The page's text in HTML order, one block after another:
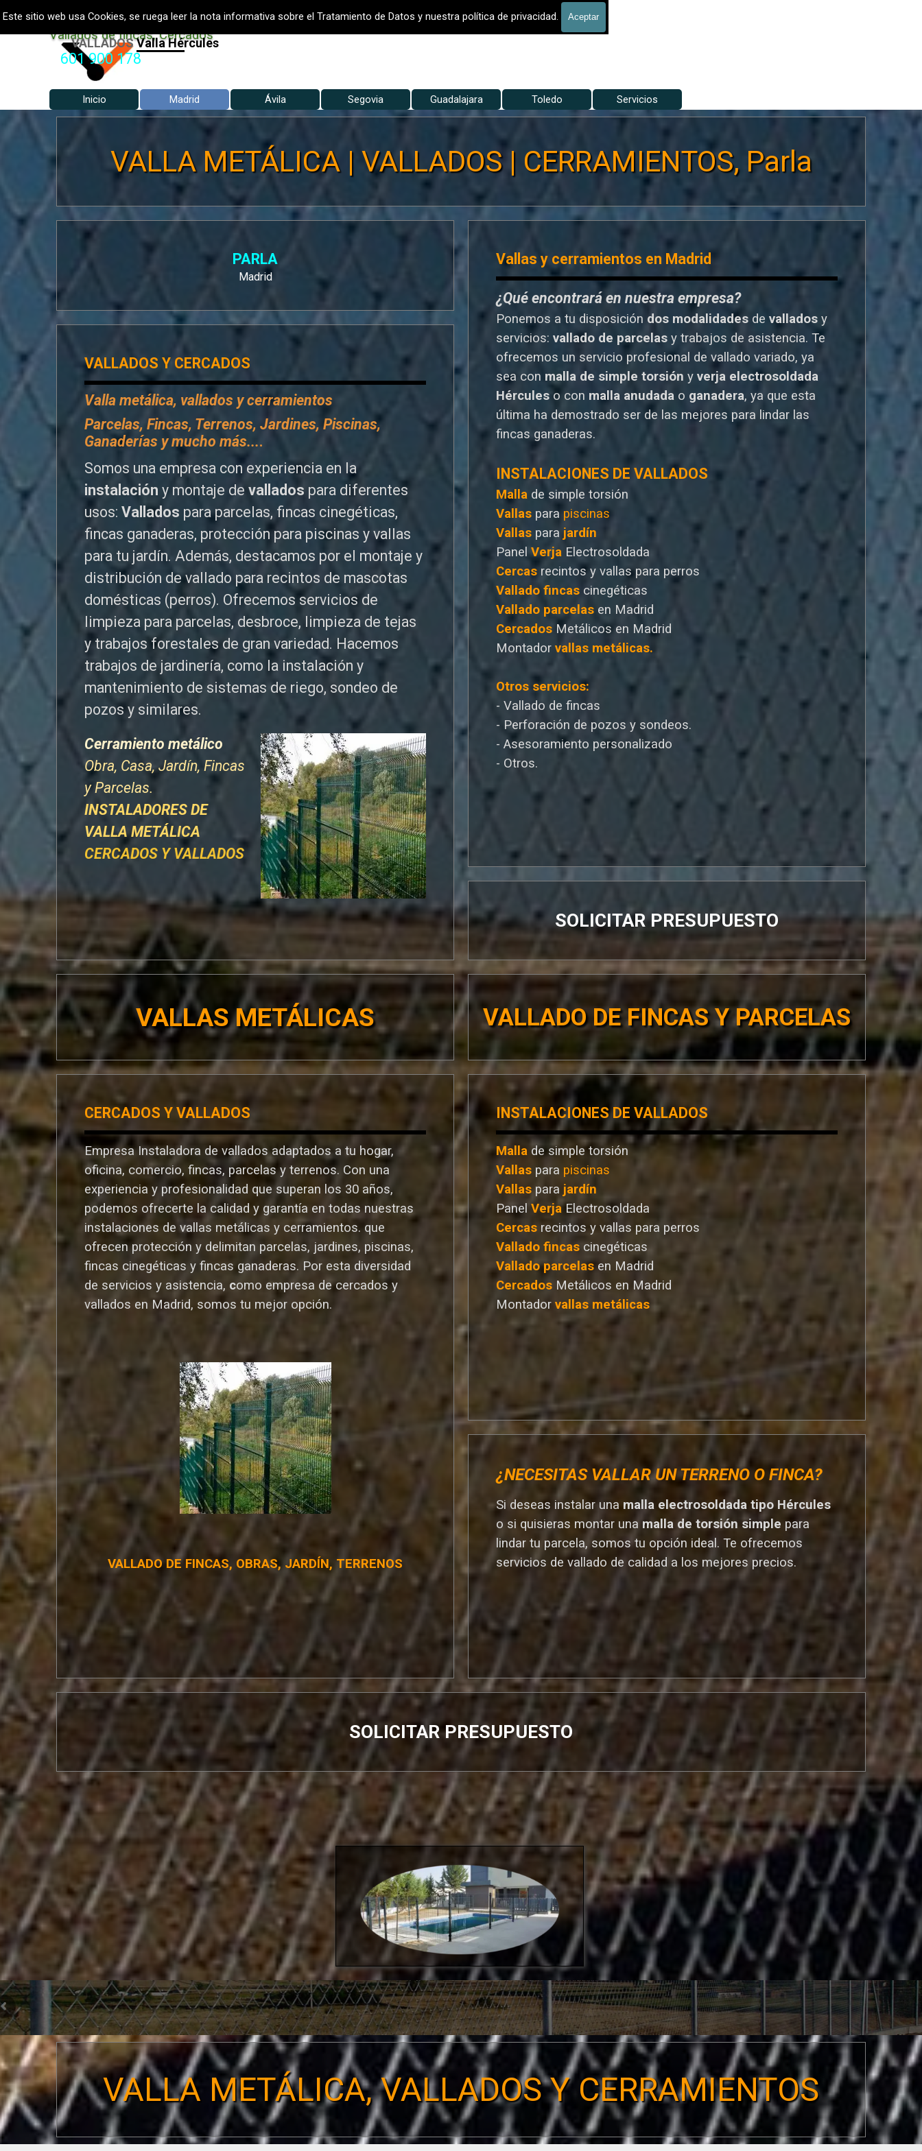
Este sitio web usa Cookies, se ruega leer la nota informativa sobre el Tratamiento de Datos y nuestra política de privacidad. Aceptar
VALLADOS METALICOS MADRID - VALLADO DE FINCAS
Vallados de fincas, Cercados
VALLADOSVallados Jardín
601 900 178
Saltar menú
Inicio Madrid ▼
Ávila ▼
Segovia ▼
Guadalajara ▼
Toledo ▼
Servicios
VALLA METÁLICA | VALLADOS | CERRAMIENTOS, Parla
PARLA
Madrid
VALLADOS Y CERCADOS
Valla metálica, vallados y cerramientos
Parcelas, Fincas, Terrenos, Jardines, Piscinas,
Ganaderías y mucho más....
Somos una empresa con experiencia en la
instalacióny montaje devallados para diferentes
usos: Vallados para parcelas, fincas cinegéticas,
fincas ganaderas, protección para piscinas y vallas
para tu jardín. Además, destacamos por el montaje y
distribución de vallado para recintos de mascotas
domésticas (perros). Ofrecemos servicios de
limpieza para parcelas, desbroce, limpieza de tejas
y trabajos forestales de gran variedad. Hacemos
trabajos de jardinería, como la instalación y
mantenimiento de sistemas de riego, sondeo de
pozos y similares.
Cerramiento metálico
Obra, Casa, Jardín, Fincas
y Parcelas.
INSTALADORES DE
VALLA METÁLICA
CERCADOS Y VALLADOS
Vallas y cerramientos en Madrid
¿Qué encontrará en nuestra empresa?
Ponemos a tu disposición dos modalidades de vallados y
servicios: vallado de parcelas y trabajos de asistencia. Te
ofrecemos un servicio profesional de vallado variado, ya
sea con malla de simple torsión y verja electrosoldada
Hércules o con malla anudada o ganadera, ya que esta
última ha demostrado ser de las mejores para lindar las
fincas ganaderas.
INSTALACIONES DE VALLADOS
Malla de simple torsión
Vallas para piscinas
Vallas para jardín
Panel Verja Electrosoldada
Cercas recintos y vallas para perros
Vallado fincas cinegéticas
Vallado parcelas en Madrid
Cercados Metálicos en Madrid
Montador vallas metálicas.
Otros servicios:
- Vallado de fincas
- Perforación de pozos y sondeos.
- Asesoramiento personalizado
- Otros.
SOLICITAR PRESUPUESTO
VALLADO DE FINCAS Y PARCELAS
INSTALACIONES DE VALLADOS
Malla de simple torsión
Vallas para piscinas
Vallas para jardín
Panel Verja Electrosoldada
Cercas recintos y vallas para perros
Vallado fincas cinegéticas
Valladoparcelas en Madrid
Cercados Metálicos en Madrid
Montador vallas metálicas
¿NECESITAS VALLAR UN TERRENO O FINCA?
Si deseas instalar una malla electrosoldada tipo Hércules
o si quisieras montar una malla de torsión simple para
lindar tu parcela, somos tu opción ideal. Te ofrecemos
servicios de vallado de calidad a los mejores precios.
VALLAS METÁLICAS
CERCADOS Y VALLADOS
Empresa Instaladora de vallados adaptados a tu hogar,
oficina, comercio, fincas, parcelas y terrenos. Con una
experiencia y profesionalidad que superan los 30 años,
podemos ofrecerte la calidad y garantía en todas nuestras
instalaciones de vallas metálicas y cerramientos. que
ofrecen protección y delimitan parcelas, jardines, piscinas,
fincas cinegéticas y fincas ganaderas. Por esta diversidad
de servicios y asistencia, como empresa de cercados y
vallados en Madrid, somos tu mejor opción.
VALLADO DE FINCAS, OBRAS, JARDÍN, TERRENOS
SOLICITAR PRESUPUESTO
VALLA METÁLICA, VALLADOS Y CERRAMIENTOS